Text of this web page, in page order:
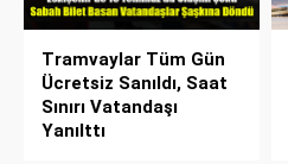
Tramvaylar Tüm Gün
Ücretsiz Sanıldı, Saat
Sınırı Vatandaşı
Yanılttı